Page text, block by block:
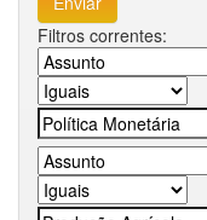
Filtros correntes: